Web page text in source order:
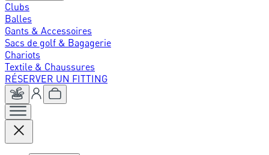
Clubs
Balles
Gants & Accessoires
Sacs de golf & Bagagerie
Chariots
Textile & Chaussures
RÉSERVER UN FITTING